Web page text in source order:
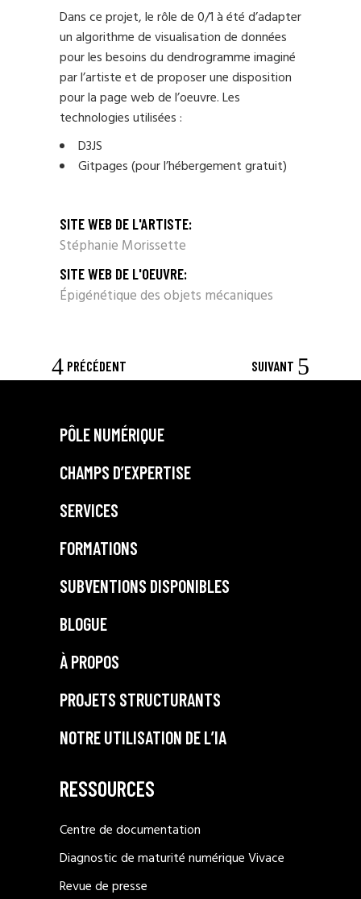
Dans ce projet, le rôle de 0/1 à été d’adapter
un algorithme de visualisation de données
pour les besoins du dendrogramme imaginé
par l’artiste et de proposer une disposition
pour la page web de l’oeuvre. Les
technologies utilisées :
D3JS
Gitpages (pour l’hébergement gratuit)
SITE WEB DE L'ARTISTE:
Stéphanie Morissette
SITE WEB DE L'OEUVRE:
Épigénétique des objets mécaniques
PRÉCÉDENT SUIVANT
PÔLE NUMÉRIQUE
CHAMPS D’EXPERTISE
SERVICES
FORMATIONS
SUBVENTIONS DISPONIBLES
BLOGUE
À PROPOS
PROJETS STRUCTURANTS
NOTRE UTILISATION DE L’IA
RESSOURCES
Centre de documentation
Diagnostic de maturité numérique Vivace
Revue de presse